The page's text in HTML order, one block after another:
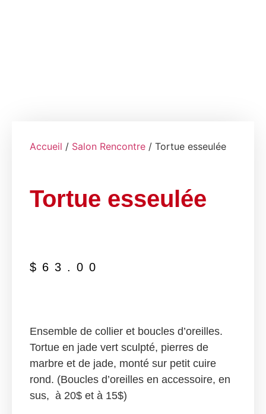
Accueil / Salon Rencontre / Tortue esseulée
Tortue esseulée
$ 63.00
Ensemble de collier et boucles d’oreilles.
Tortue en jade vert sculpté, pierres de
marbre et de jade, monté sur petit cuire
rond. (Boucles d’oreilles en accessoire, en
sus, à 20$ et à 15$)